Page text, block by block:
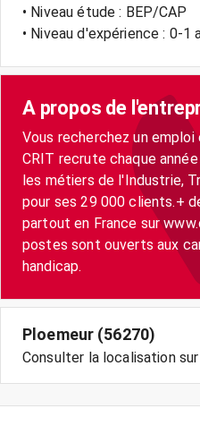
• Niveau étude : BEP/CAP
• Niveau d'expérience : 0-1
A propos de
Vous recherchez un emploi
CRIT recrute chaque
les métiers de l'Industrie,
pour ses 29 000 clients.+
partout en France sur
postes sont ouverts aux
handicap.
Ploemeur (56270)
Consulter la localisation